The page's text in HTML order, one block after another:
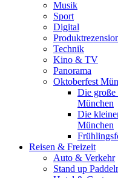
Musik
Sport
Digital
Technik
Kino & TV
Panorama
Oktoberfest
Die große
München
Die
München
Reisen & Freizeit
Auto & Verkehr
Stand up